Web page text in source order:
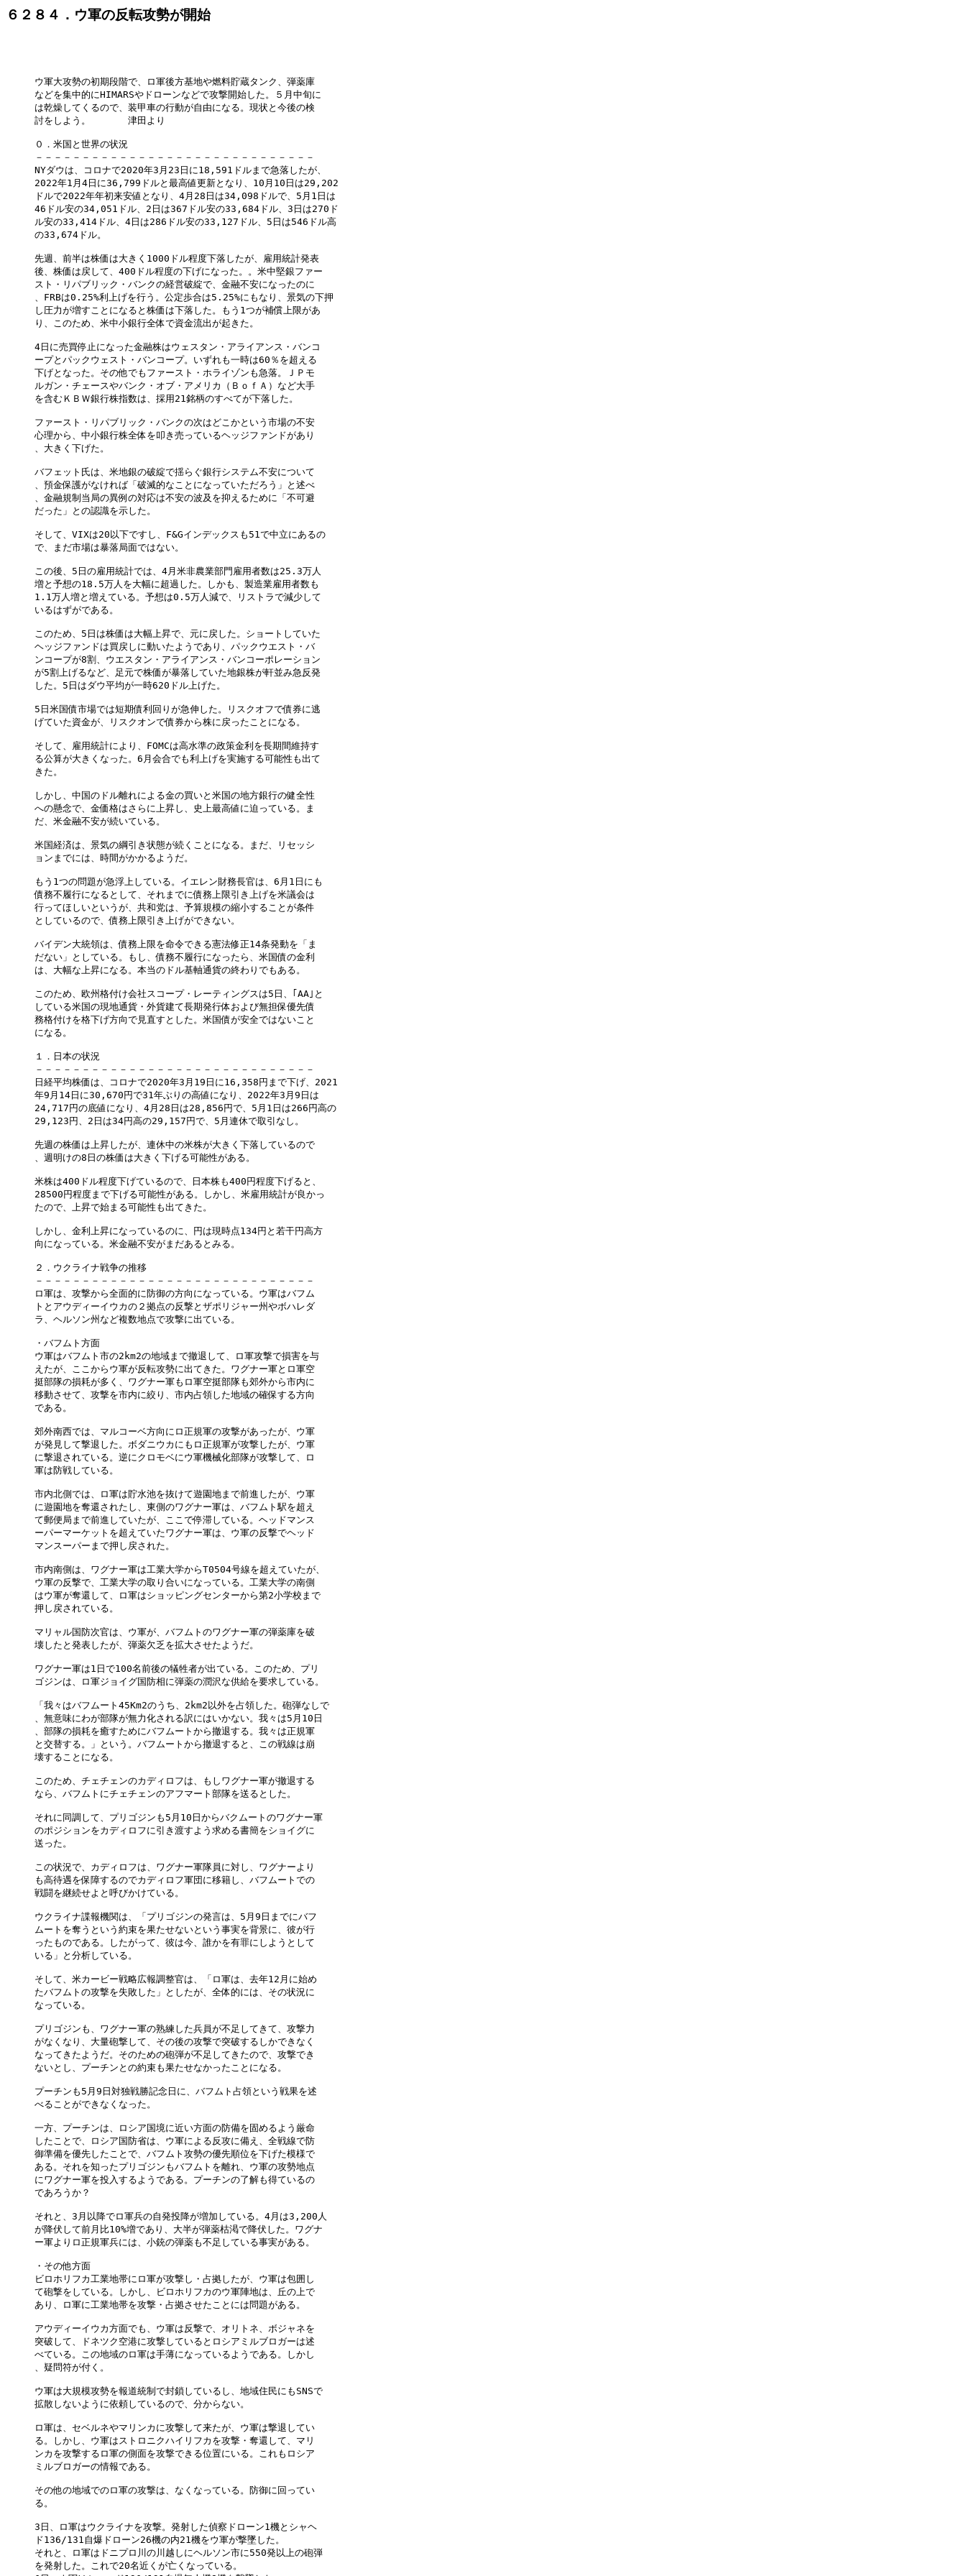
６２８４．ウ軍の反転攻勢が開始
ウ軍大攻勢の初期段階で、ロ軍後方基地や燃料貯蔵タンク、弾薬庫
などを集中的にHIMARSやドローンなどで攻撃開始した。５月中旬に
は乾燥してくるので、装甲車の行動が自由になる。現状と今後の検
討をしよう。　　　　津田より
０．米国と世界の状況
－－－－－－－－－－－－－－－－－－－－－－－－－－－－－－
NYダウは、コロナで2020年3月23日に18,591ドルまで急落したが、
2022年1月4日に36,799ドルと最高値更新となり、10月10日は29,202
ドルで2022年年初来安値となり、4月28日は34,098ドルで、5月1日は
46ドル安の34,051ドル、2日は367ドル安の33,684ドル、3日は270ド
ル安の33,414ドル、4日は286ドル安の33,127ドル、5日は546ドル高
の33,674ドル。
先週、前半は株価は大きく1000ドル程度下落したが、雇用統計発表
後、株価は戻して、400ドル程度の下げになった。。米中堅銀ファー
スト・リパブリック・バンクの経営破綻で、金融不安になったのに
、FRBは0.25%利上げを行う。公定歩合は5.25%にもなり、景気の下押
し圧力が増すことになると株価は下落した。もう1つが補償上限があ
り、このため、米中小銀行全体で資金流出が起きた。
4日に売買停止になった金融株はウェスタン・アライアンス・バンコ
ープとパックウェスト・バンコープ。いずれも一時は60％を超える
下げとなった。その他でもファースト・ホライゾンも急落。ＪＰモ
ルガン・チェースやバンク・オブ・アメリカ（ＢｏｆＡ）など大手
を含むＫＢＷ銀行株指数は、採用21銘柄のすべてが下落した。
ファースト・リパブリック・バンクの次はどこかという市場の不安
心理から、中小銀行株全体を叩き売っているヘッジファンドがあり
、大きく下げた。
バフェット氏は、米地銀の破綻で揺らぐ銀行システム不安について
、預金保護がなければ「破滅的なことになっていただろう」と述べ
、金融規制当局の異例の対応は不安の波及を抑えるために「不可避
だった」との認識を示した。
そして、VIXは20以下ですし、F&Gインデックスも51で中立にあるの
で、まだ市場は暴落局面ではない。
この後、5日の雇用統計では、4月米非農業部門雇用者数は25.3万人
増と予想の18.5万人を大幅に超過した。しかも、製造業雇用者数も
1.1万人増と増えている。予想は0.5万人減で、リストラで減少して
いるはずがである。
このため、5日は株価は大幅上昇で、元に戻した。ショートしていた
ヘッジファンドは買戻しに動いたようであり、パックウエスト・バ
ンコープが8割、ウエスタン・アライアンス・バンコーポレーション
が5割上げるなど、足元で株価が暴落していた地銀株が軒並み急反発
した。5日はダウ平均が一時620ドル上げた。
5日米国債市場では短期債利回りが急伸した。リスクオフで債券に逃
げていた資金が、リスクオンで債券から株に戻ったことになる。
そして、雇用統計により、FOMCは高水準の政策金利を長期間維持す
る公算が大きくなった。6月会合でも利上げを実施する可能性も出て
きた。
しかし、中国のドル離れによる金の買いと米国の地方銀行の健全性
への懸念で、金価格はさらに上昇し、史上最高値に迫っている。ま
だ、米金融不安が続いている。
米国経済は、景気の綱引き状態が続くことになる。まだ、リセッシ
ョンまでには、時間がかかるようだ。
もう1つの問題が急浮上している。イエレン財務長官は、6月1日にも
債務不履行になるとして、それまでに債務上限引き上げを米議会は
行ってほしいというが、共和党は、予算規模の縮小することが条件
としているので、債務上限引き上げができない。
バイデン大統領は、債務上限を命令できる憲法修正14条発動を「ま
だない」としている。もし、債務不履行になったら、米国債の金利
は、大幅な上昇になる。本当のドル基軸通貨の終わりでもある。
このため、欧州格付け会社スコープ・レーティングスは5日、｢AA｣と
している米国の現地通貨・外貨建て長期発行体および無担保優先債
務格付けを格下げ方向で見直すとした。米国債が安全ではないこと
になる。
１．日本の状況
－－－－－－－－－－－－－－－－－－－－－－－－－－－－－－
日経平均株価は、コロナで2020年3月19日に16,358円まで下げ、2021
年9月14日に30,670円で31年ぶりの高値になり、2022年3月9日は
24,717円の底値になり、4月28日は28,856円で、5月1日は266円高の
29,123円、2日は34円高の29,157円で、5月連休で取引なし。
先週の株価は上昇したが、連休中の米株が大きく下落しているので
、週明けの8日の株価は大きく下げる可能性がある。
米株は400ドル程度下げているので、日本株も400円程度下げると、
28500円程度まで下げる可能性がある。しかし、米雇用統計が良かっ
たので、上昇で始まる可能性も出てきた。
しかし、金利上昇になっているのに、円は現時点134円と若干円高方
向になっている。米金融不安がまだあるとみる。
２．ウクライナ戦争の推移
－－－－－－－－－－－－－－－－－－－－－－－－－－－－－－
ロ軍は、攻撃から全面的に防御の方向になっている。ウ軍はバフム
トとアウディーイウカの２拠点の反撃とザポリジャー州やボハレダ
ラ、ヘルソン州など複数地点で攻撃に出ている。
・バフムト方面
ウ軍はバフムト市の2km2の地域まで撤退して、ロ軍攻撃で損害を与
えたが、ここからウ軍が反転攻勢に出てきた。ワグナー軍とロ軍空
挺部隊の損耗が多く、ワグナー軍もロ軍空挺部隊も郊外から市内に
移動させて、攻撃を市内に絞り、市内占領した地域の確保する方向
である。
郊外南西では、マルコーベ方向にロ正規軍の攻撃があったが、ウ軍
が発見して撃退した。ボダニウカにもロ正規軍が攻撃したが、ウ軍
に撃退されている。逆にクロモベにウ軍機械化部隊が攻撃して、ロ
軍は防戦している。
市内北側では、ロ軍は貯水池を抜けて遊園地まで前進したが、ウ軍
に遊園地を奪還されたし、東側のワグナー軍は、バフムト駅を超え
て郵便局まで前進していたが、ここで停滞している。ヘッドマンス
ーパーマーケットを超えていたワグナー軍は、ウ軍の反撃でヘッド
マンスーパーまで押し戻された。
市内南側は、ワグナー軍は工業大学からT0504号線を超えていたが、
ウ軍の反撃で、工業大学の取り合いになっている。工業大学の南側
はウ軍が奪還して、ロ軍はショッピングセンターから第2小学校まで
押し戻されている。
マリャル国防次官は、ウ軍が、バフムトのワグナー軍の弾薬庫を破
壊したと発表したが、弾薬欠乏を拡大させたようだ。
ワグナー軍は1日で100名前後の犠牲者が出ている。このため、プリ
ゴジンは、ロ軍ジョイグ国防相に弾薬の潤沢な供給を要求している。
「我々はバフムート45Km2のうち、2km2以外を占領した。砲弾なしで
、無意味にわが部隊が無力化される訳にはいかない。我々は5月10日
、部隊の損耗を癒すためにバフムートから撤退する。我々は正規軍
と交替する。」という。バフムートから撤退すると、この戦線は崩
壊することになる。
このため、チェチェンのカディロフは、もしワグナー軍が撤退する
なら、バフムトにチェチェンのアフマート部隊を送るとした。
それに同調して、プリゴジンも5月10日からバクムートのワグナー軍
のポジションをカディロフに引き渡すよう求める書簡をショイグに
送った。
この状況で、カディロフは、ワグナー軍隊員に対し、ワグナーより
も高待遇を保障するのでカディロフ軍団に移籍し、バフムートでの
戦闘を継続せよと呼びかけている。
ウクライナ諜報機関は、「プリゴジンの発言は、5月9日までにバフ
ムートを奪うという約束を果たせないという事実を背景に、彼が行
ったものである。したがって、彼は今、誰かを有罪にしようとして
いる」と分析している。
そして、米カービー戦略広報調整官は、「ロ軍は、去年12月に始め
たバフムトの攻撃を失敗した」としたが、全体的には、その状況に
なっている。
プリゴジンも、ワグナー軍の熟練した兵員が不足してきて、攻撃力
がなくなり、大量砲撃して、その後の攻撃で突破するしかできなく
なってきたようだ。そのための砲弾が不足してきたので、攻撃でき
ないとし、プーチンとの約束も果たせなかったことになる。
プーチンも5月9日対独戦勝記念日に、バフムト占領という戦果を述
べることができなくなった。
一方、プーチンは、ロシア国境に近い方面の防備を固めるよう厳命
したことで、ロシア国防省は、ウ軍による反攻に備え、全戦線で防
御準備を優先したことで、バフムト攻勢の優先順位を下げた模様で
ある。それを知ったプリゴジンもバフムトを離れ、ウ軍の攻勢地点
にワグナー軍を投入するようである。プーチンの了解も得ているの
であろうか？
それと、3月以降でロ軍兵の自発投降が増加している。4月は3,200人
が降伏して前月比10%増であり、大半が弾薬枯渇で降伏した。ワグナ
ー軍よりロ正規軍兵には、小銃の弾薬も不足している事実がある。
・その他方面
ビロホリフカ工業地帯にロ軍が攻撃し・占拠したが、ウ軍は包囲し
て砲撃をしている。しかし、ビロホリフカのウ軍陣地は、丘の上で
あり、ロ軍に工業地帯を攻撃・占拠させたことには問題がある。
アウディーイウカ方面でも、ウ軍は反撃で、オリトネ、ボジャネを
突破して、ドネツク空港に攻撃しているとロシアミルブロガーは述
べている。この地域のロ軍は手薄になっているようである。しかし
、疑問符が付く。
ウ軍は大規模攻勢を報道統制で封鎖しているし、地域住民にもSNSで
拡散しないように依頼しているので、分からない。
ロ軍は、セベルネやマリンカに攻撃して来たが、ウ軍は撃退してい
る。しかし、ウ軍はストロニクハイリフカを攻撃・奪還して、マリ
ンカを攻撃するロ軍の側面を攻撃できる位置にいる。これもロシア
ミルブロガーの情報である。
その他の地域でのロ軍の攻撃は、なくなっている。防御に回ってい
る。
3日、ロ軍はウクライナを攻撃。発射した偵察ドローン1機とシャヘ
ド136/131自爆ドローン26機の内21機をウ軍が撃墜した。
それと、ロ軍はドニプロ川の川越しにヘルソン市に550発以上の砲弾
を発射した。これで20名近くが亡くなっている。